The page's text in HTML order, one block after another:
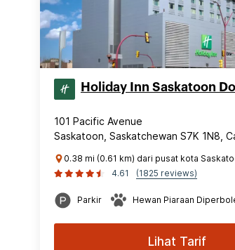
Holiday Inn Saskatoon
101 Pacific Avenue
Saskatoon, Saskatchewan S7K 1N8,
0.38 mi (0.61 km) dari pusat kota
4.61
(1825 reviews)
Parkir Hewan Piaraan
Lihat Tarif